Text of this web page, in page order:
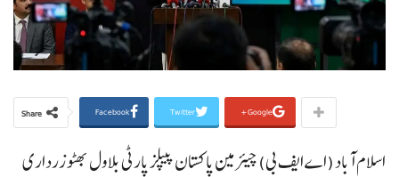
Share Facebook Twitter Google+
اسلام آباد (اے ایف بی) چیئرمین پاکستان پیپلز پارٹی بلاول بھٹو زرداری